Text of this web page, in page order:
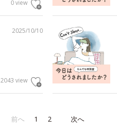
0 view
2025/10/10
2043 view
前へ 1 2 次へ